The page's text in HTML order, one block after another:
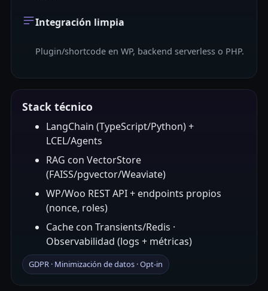
Integración limpia
Plugin/shortcode en WP, backend serverless o PHP.
Stack técnico
LangChain (TypeScript/Python) +
LCEL/Agents
RAG con VectorStore
(FAISS/pgvector/Weaviate)
WP/Woo REST API + endpoints propios
(nonce, roles)
Cache con Transients/Redis ·
Observabilidad (logs + métricas)
GDPR · Minimización de datos · Opt-in